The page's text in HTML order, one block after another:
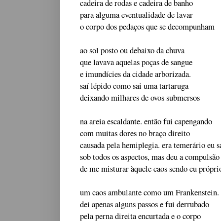
cadeira de rodas e cadeira de banho
para alguma eventualidade de lavar
o corpo dos pedaços que se decompunham
ao sol posto ou debaixo da chuva
que lavava aquelas poças de sangue
e imundícies da cidade arborizada.
saí lépido como sai uma tartaruga
deixando milhares de ovos submersos
na areia escaldante. então fui capengando
com muitas dores no braço direito
causada pela hemiplegia. era temerário eu
sob todos os aspectos, mas deu a compulsão
de me misturar àquele caos sendo eu
um caos ambulante como um Frankenstein.
dei apenas alguns passos e fui derrubado
pela perna direita encurtada e o corpo